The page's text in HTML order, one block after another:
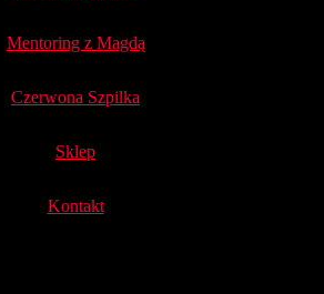
Mentoring z Magdą
Czerwona Szpilka
Sklep
Kontakt